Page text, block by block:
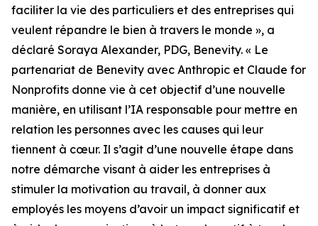
faciliter la vie des particuliers et des entreprises qui
veulent répandre le bien à travers le monde », a
déclaré Soraya Alexander, PDG, Benevity. « Le
partenariat de Benevity avec Anthropic et Claude for
Nonprofits donne vie à cet objectif d’une nouvelle
manière, en utilisant l’IA responsable pour mettre en
relation les personnes avec les causes qui leur
tiennent à cœur. Il s’agit d’une nouvelle étape dans
notre démarche visant à aider les entreprises à
stimuler la motivation au travail, à donner aux
employés les moyens d’avoir un impact significatif et